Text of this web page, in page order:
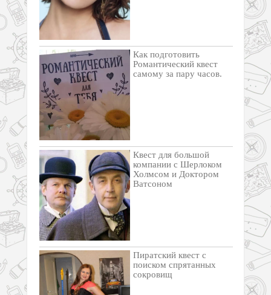
Как подготовить
Романтический квест
самому за пару часов.
Квест для большой
компании с Шерлоком
Холмсом и Доктором
Ватсоном
Пиратский квест с
поиском спрятанных
сокровищ